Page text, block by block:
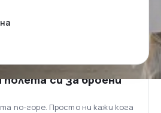
полета си за броени
по-горе. Просто ни кажи кога